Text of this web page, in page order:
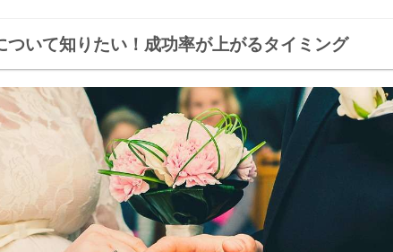
ついて知りたい！成功率が上がるタイミング